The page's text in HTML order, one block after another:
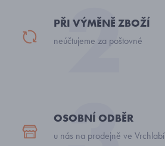
PŘI VÝMĚNĚ ZBOŽÍ
neúčtujeme za poštovné
OSOBNÍ ODBĚR
u nás na prodejně ve Vrchlabí